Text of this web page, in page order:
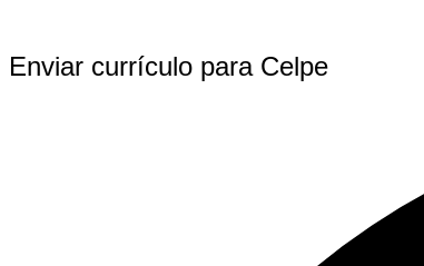
Enviar currículo para Celpe